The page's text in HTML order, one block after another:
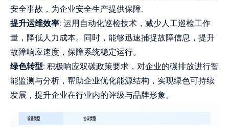
安全事故，为企业安全生产提供保障.
提升运维效率: 运用自动化巡检技术，减少人工巡检工作
量，降低人力成本。同时，能够迅速捕捉故障信息，提升
故障响应速度，保障系统稳定运行。
绿色转型: 积极响应双碳政策要求，对企业的碳排放进行智
能监测与分析，帮助企业优化能源结构，实现绿色可持续
发展，提升企业在行业内的评级与品牌形象。